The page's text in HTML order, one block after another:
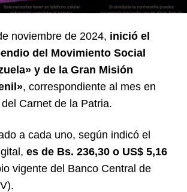
noviembre de 2024, inició el
del Movimiento Social
y de la Gran Misión
, correspondiente al mes en
Carnet de la Patria.
a cada uno, según indicó el
, es de Bs. 236,30 o US$ 5,16
vigente del Banco Central de